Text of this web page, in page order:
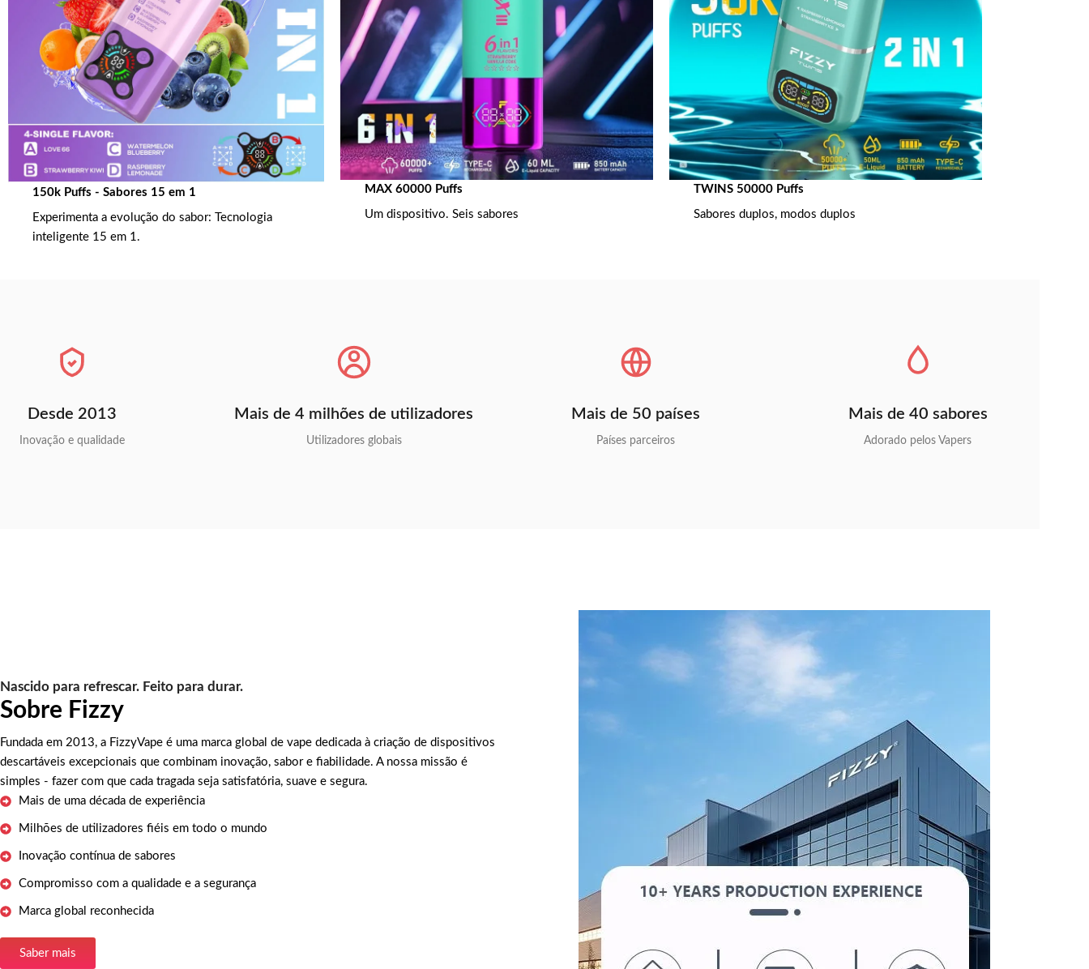
150k Puffs - Sabores 15 em 1
Experimenta a evolução do sabor: Tecnologia
inteligente 15 em 1.
MAX 60000 Puffs
Um dispositivo. Seis sabores
TWINS 50000 Puffs
Sabores duplos, modos duplos
Desde 2013
Inovação e qualidade
Mais de 4 milhões de utilizadores
Utilizadores globais
Mais de 50 países
Países parceiros
Mais de 40 sabores
Adorado pelos Vapers
Nascido para refrescar. Feito para durar.
Sobre Fizzy
Fundada em 2013, a FizzyVape é uma marca global de vape dedicada à criação de dispositivos
descartáveis excepcionais que combinam inovação, sabor e fiabilidade. A nossa missão é
simples - fazer com que cada tragada seja satisfatória, suave e segura.
Mais de uma década de experiência
Milhões de utilizadores fiéis em todo o mundo
Inovação contínua de sabores
Compromisso com a qualidade e a segurança
Marca global reconhecida
Saber mais